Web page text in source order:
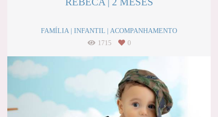
FAMÍLIA | INFANTIL | ACOMPANHAMENTO
1715
0